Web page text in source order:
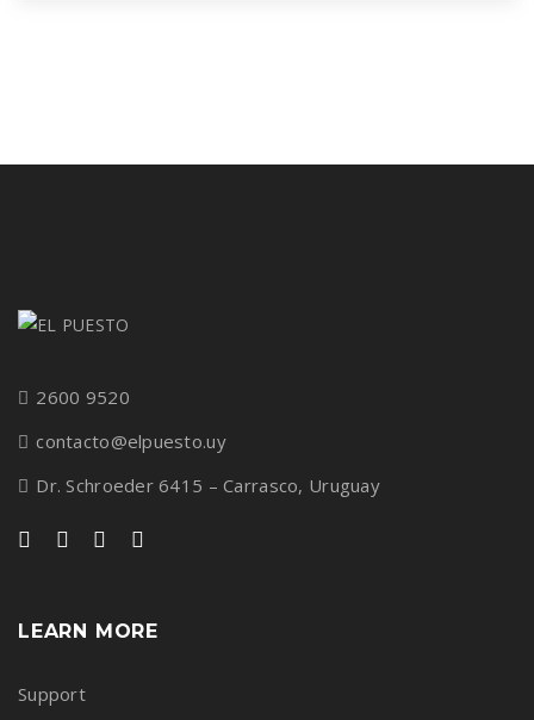
2600 9520
contacto@elpuesto.uy
Dr. Schroeder 6415 – Carrasco, Uruguay
LEARN MORE
Support